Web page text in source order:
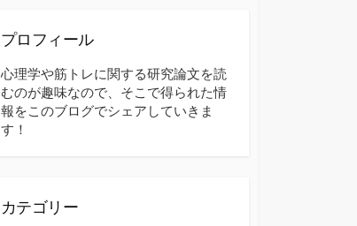
プロフィール
心理学や筋トレに関する研究論文を読
むのが趣味なので、そこで得られた情
報をこのブログでシェアしていきま
す！
カテゴリー